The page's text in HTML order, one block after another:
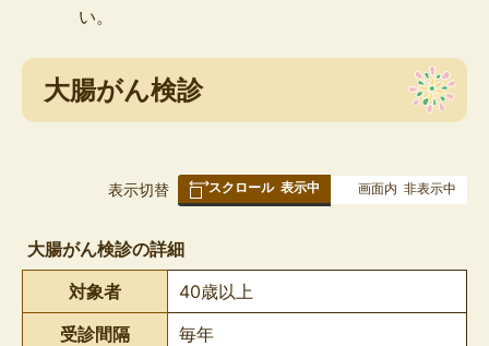
い。
大腸がん検診
表
み
の
表示切替 スクロール 表示中 画面内 非表示中
大腸がん検診の詳細
対象者
40歳以上
受診間隔
毎年